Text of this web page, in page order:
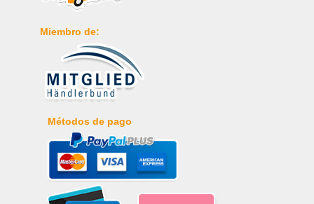
Miembro de:
Métodos de pago